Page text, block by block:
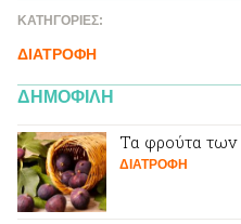
ΚΑΤΗΓΟΡΙΕΣ:
ΔΙΑΤΡΟΦΗ
ΔΗΜΟΦΙΛΗ
Τα φρούτα
ΔΙΑΤΡΟΦΗ